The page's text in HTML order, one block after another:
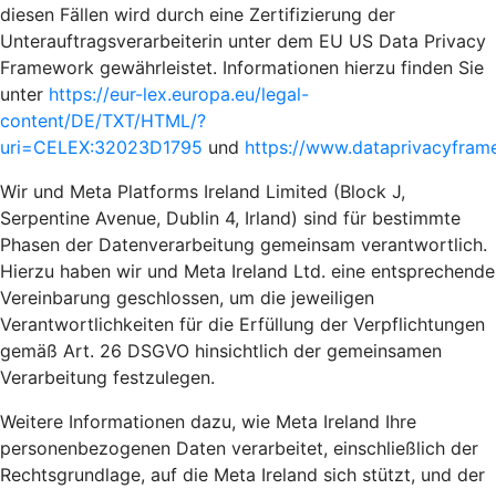
diesen Fällen wird durch eine Zertifizierung der
Unterauftragsverarbeiterin unter dem EU US Data Privacy
Framework gewährleistet. Informationen hierzu finden Sie
unter https://eur-lex.europa.eu/legal-
content/DE/TXT/HTML/?
uri=CELEX:32023D1795 und https://
Wir und Meta Platforms Ireland Limited (Block J,
Serpentine Avenue, Dublin 4, Irland) sind für bestimmte
Phasen der Datenverarbeitung gemeinsam verantwortlich.
Hierzu haben wir und Meta Ireland Ltd. eine entsprechende
Vereinbarung geschlossen, um die jeweiligen
Verantwortlichkeiten für die Erfüllung der Verpflichtungen
gemäß Art. 26 DSGVO hinsichtlich der gemeinsamen
Verarbeitung festzulegen.
Weitere Informationen dazu, wie Meta Ireland Ihre
personenbezogenen Daten verarbeitet, einschließlich der
Rechtsgrundlage, auf die Meta Ireland sich stützt, und der